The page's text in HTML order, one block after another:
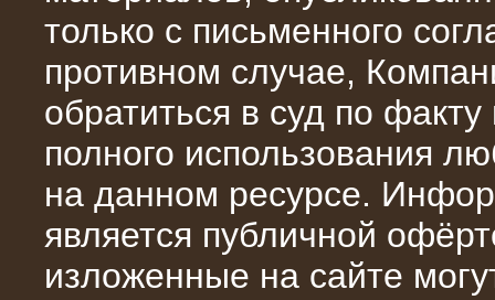
компании
06.10.2015
только с письменного
противном случае,
обратиться в суд по
полного использования
на данном ресурсе.
является публичной
изложенные на сайте